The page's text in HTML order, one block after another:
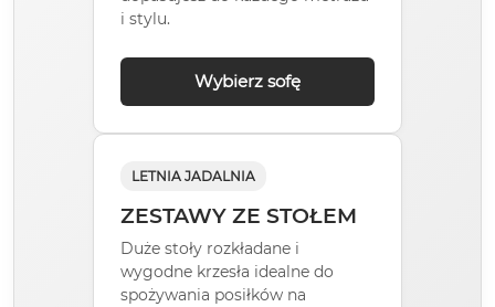
i stylu.
Wybierz sofę
LETNIA JADALNIA
ZESTAWY ZE STOŁEM
Duże stoły rozkładane i
wygodne krzesła idealne do
spożywania posiłków na